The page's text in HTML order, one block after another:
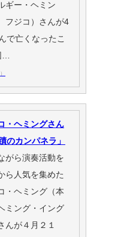
ギー・ヘミン
ジコ）さんが4
で亡くなったこ
…
・ヘミングさん
カンパネラ」
がら演奏活動を
ら人気を集めた
・ヘミング（本
ミング・イング
んが４月２１